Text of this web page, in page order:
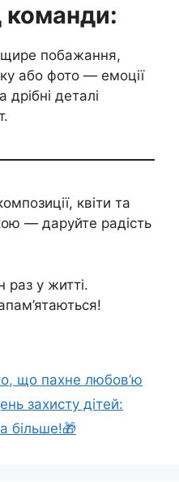
команди:
побажання,
або фото — емоції
деталі
квіти та
— даруйте радість
у житті.
що пахне любов’ю
захисту дітей:
більше!🎁